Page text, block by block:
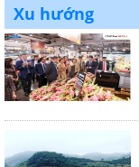
Xu hướng